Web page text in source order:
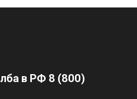
8 (800)